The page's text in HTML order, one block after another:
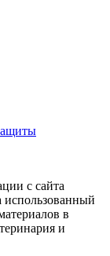
с сайта
использованный
в
и